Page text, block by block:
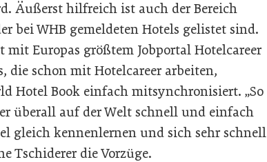
Äußerst hilfreich ist auch der Bereich
bei WHB gemeldeten Hotels gelistet sind.
Europas größtem Jobportal Hotelcareer
die schon mit Hotelcareer arbeiten,
Hotel Book einfach mitsynchronisiert. „So
überall auf der Welt schnell und einfach
gleich kennenlernen und sich sehr schnell
Tschiderer die Vorzüge.